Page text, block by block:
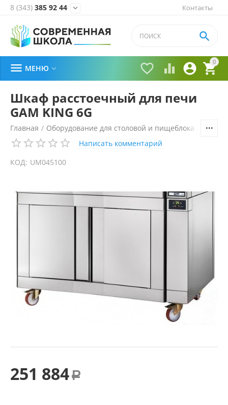
Контакты
8 (343) 385 92 44 
0


 

 МЕНЮ 
Шкаф расстоечный для печи
GAM KING 6G
Главная / Оборудование для столовой и пищеблока
Написать комментарий
КОД: UM045100
251 884 Р